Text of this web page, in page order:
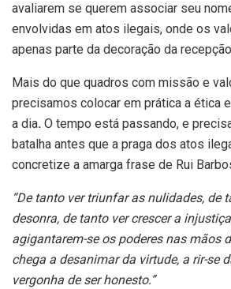
avaliarem se querem associar seu
envolvidas em atos ilegais, onde os
apenas parte da decoração da
Mais do que quadros com missão e
precisamos colocar em prática a ética
a dia. O tempo está passando, e
batalha antes que a praga dos atos
concretize a amarga frase de Rui
“De tanto ver triunfar as nulidades, de
desonra, de tanto ver crescer a
agigantarem-se os poderes nas mãos
chega a desanimar da virtude, a rir-se
vergonha de ser honesto.”